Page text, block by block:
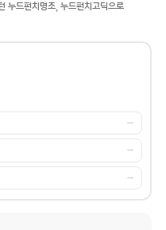
누드펀치명조, 누드펀치고딕으로
→
→
→